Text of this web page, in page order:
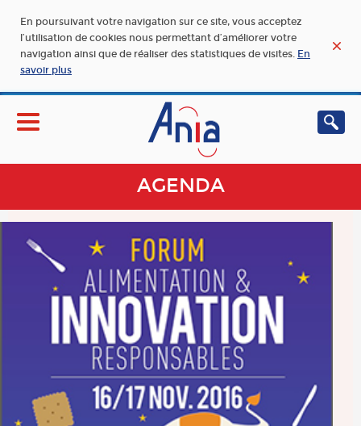
En poursuivant votre navigation sur ce site, vous acceptez
l’utilisation de cookies nous permettant d’améliorer votre
navigation ainsi que de réaliser des statistiques de visites. En
savoir plus
AGENDA